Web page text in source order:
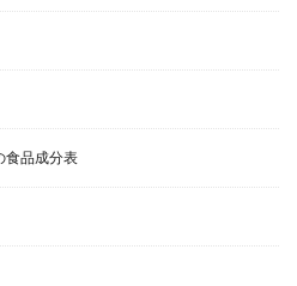
食品成分表